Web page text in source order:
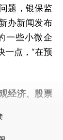
题，银保监
办新闻发布
一些小微企
一点，“在预
经济、股票